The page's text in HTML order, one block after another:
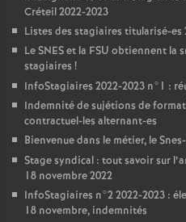
Créteil 2022-2023
Listes des stagiaires titularisé-es
LeSNESet la FSU obtiennent la
stagiaires !
InfoStagiaires 2022-2023 n°1 :
Indemnité de sujétions de
contractuel-les alternant-es
Bienvenue dans le métier, le
Stage syndical : tout savoir sur
18 novembre 2022
InfoStagiaires n°2 2022-2023 :
18 novembre, indemnités